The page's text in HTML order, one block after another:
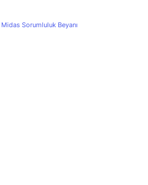
Midas Sorumluluk Beyanı